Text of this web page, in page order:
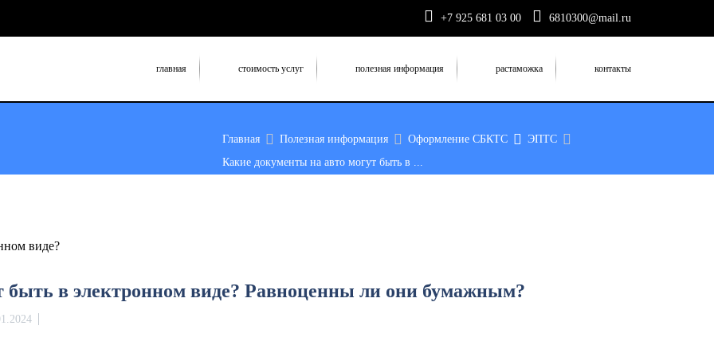
+7 925 681 03 00 6810300@mail.ru
главная стоимость услуг полезная информация растаможка контакты
Главная Полезная информация Оформление СБКТС
ЭПТС
Какие документы на авто могут быть в ...
быть в электронном виде? Равноценны ли они бумажным?